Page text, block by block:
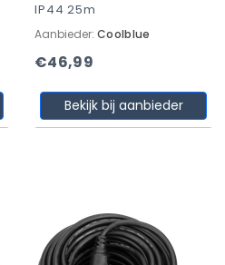
IP44 25m
Aanbieder: Coolblue
€46,99
Bekijk bij aanbieder